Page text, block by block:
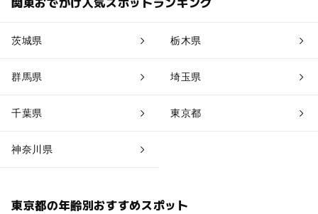
茨城県 栃木県
群馬県 埼玉県
千葉県 東京都
神奈川県
東京都の年齢別おすすめスポット